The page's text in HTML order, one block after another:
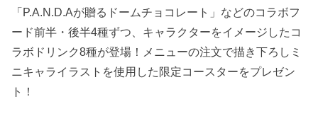
「P.A.N.D.Aが贈るドームチョコレート」などのコラボフ
ード前半・後半4種ずつ、キャラクターをイメージしたコ
ラボドリンク8種が登場！メニューの注文で描き下ろしミ
ニキャライラストを使用した限定コースターをプレゼン
ト！